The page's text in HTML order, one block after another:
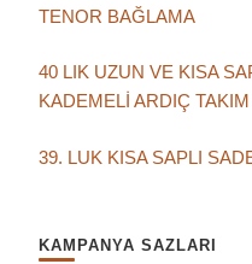
TENOR BAĞLAMA
40 LIK UZUN VE KISA
KADEMELİ ARDIÇ
39. LUK KISA SAPLI
KAMPANYA SAZLARI